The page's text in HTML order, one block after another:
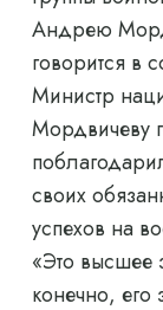
Андрею
говорится в
Министр
Мордвичеву
своих
успехов на
«Это высшее
конечно, его